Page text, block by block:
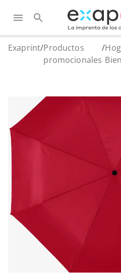
Exaprint/Productos
promocionales
/